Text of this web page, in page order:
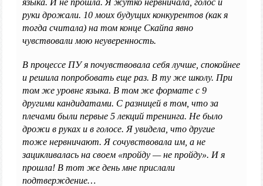
руки дрожали. 10 моих будущих конкурентов (как я
тогда считала) на том конце Скайпа явно
чувствовали мою неуверенность.
В процессе ПУ я почувствовала себя лучше, спокойнее
и решила попробовать еще раз. В ту же школу. При
том же уровне языка. В том же формате с 9
другими кандидатами. С разницей в том, что за
плечами были первые 5 лекций тренинга. Не было
дрожи в руках и в голосе. Я увидела, что другие
тоже нервничают. Я сочувствовала им, а не
зацикливалась на своем «пройду — не пройду». И я
прошла! В тот же день мне прислали
подтверждение…